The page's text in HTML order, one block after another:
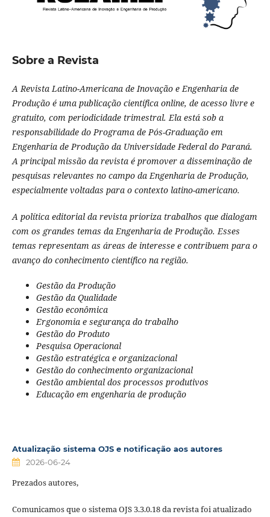
Sobre a Revista
A Revista Latino-Americana de Inovação e Engenharia de
Produção é uma publicação científica online, de acesso livre e
gratuito, com periodicidade trimestral. Ela está sob a
responsabilidade do Programa de Pós-Graduação em
Engenharia de Produção da Universidade Federal do Paraná.
A principal missão da revista é promover a disseminação de
pesquisas relevantes no campo da Engenharia de Produção,
especialmente voltadas para o contexto latino-americano.
A política editorial da revista prioriza trabalhos que dialogam
com os grandes temas da Engenharia de Produção. Esses
temas representam as áreas de interesse e contribuem para o
avanço do conhecimento científico na região.
Gestão da Produção
Gestão da Qualidade
Gestão econômica
Ergonomia e segurança do trabalho
Gestão do Produto
Pesquisa Operacional
Gestão estratégica e organizacional
Gestão do conhecimento organizacional
Gestão ambiental dos processos produtivos
Educação em engenharia de produção
Atualização sistema OJS e notificação aos autores
2026-06-24
Prezados autores,
Comunicamos que o sistema OJS 3.3.0.18 da revista foi atualizado